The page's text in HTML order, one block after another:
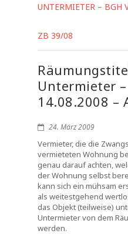
UNTERMIETER – BGH
ZB 39/08
Untermieter –
14.08.2008 –
24. März 2009
Vermieter, die die
vermieteten Wohnung
genau darauf achten,
der Wohnung selbst
kann sich ein mühsam
als weitestgehend
das Objekt (teilweise)
Untermieter von dem
werden.